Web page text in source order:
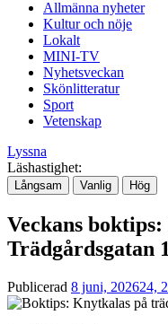
Allmänna nyheter
Kultur och nöje
Lokalt
MINI-TV
Nyhetsveckan
Skönlitteratur
Sport
Vetenskap
Lyssna
Läshastighet:
Långsam Vanlig Hög
Veckans
Trädgårdsgatan
Publicerad 8 juni, 202624,